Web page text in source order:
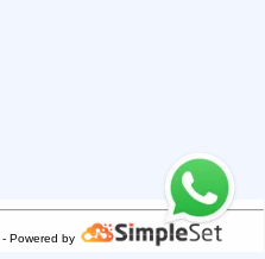
- Powered by